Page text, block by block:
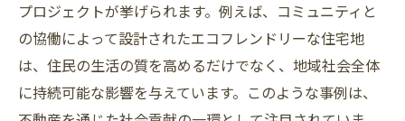
プロジェクトが挙げられます。例えば、コミュニティと
の協働によって設計されたエコフレンドリーな住宅地
は、住民の生活の質を高めるだけでなく、地域社会全体
に持続可能な影響を与えています。このような事例は、